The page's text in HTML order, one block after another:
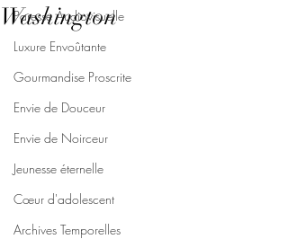
Paresse Audiovisuelle
Luxure Envoûtante
Gourmandise Proscrite
Envie de Douceur
Envie de Noirceur
Jeunesse éternelle
Cœur d'adolescent
Archives Temporelles
Washington